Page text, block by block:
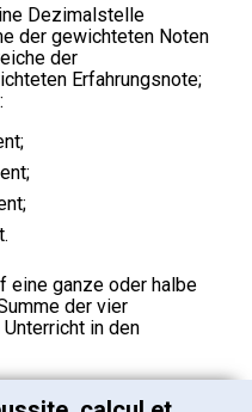
Dezimalstelle
der gewichteten Noten
der
Erfahrungsnote;
eine ganze oder halbe
der vier
in den